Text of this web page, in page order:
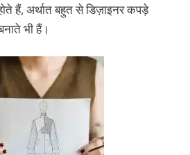
हैं, अर्थात बहुत से डिज़ाइनर कपड़े
भी हैं।